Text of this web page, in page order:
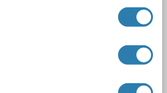
Hôte: Lapin